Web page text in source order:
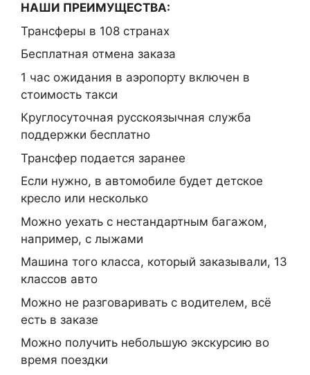
НАШИ ПРЕИМУЩЕСТВА:
Трансферы в 108 странах
Бесплатная отмена заказа
1 час ожидания в аэропорту включен в
стоимость такси
Круглосуточная русскоязычная служба
поддержки бесплатно
Трансфер подается заранее
Если нужно, в автомобиле будет детское
кресло или несколько
Можно уехать с нестандартным багажом,
например, с лыжами
Машина того класса, который заказывали, 13
классов авто
Можно не разговаривать с водителем, всё
есть в заказе
Можно получить небольшую экскурсию во
время поездки